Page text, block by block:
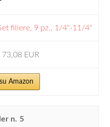
filiere, 9 pz., 1/4"-11/4"
73,08 EUR
Amazon
5